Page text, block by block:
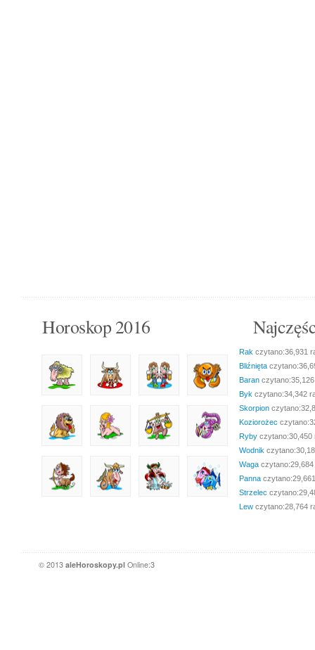
Horoskop 2016
Rak czytano:36,931
Bliźnięta
Baran
Byk czytano:34,342
Skorpion
Koziorożec
Ryby czytano:30,450
Wodnik
Waga
Panna
Strzelec
Lew czytano:28,764
© 2013 aleHoroskopy.pl Online:3